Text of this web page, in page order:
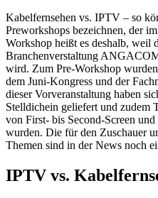
Kabelfernsehen vs. IPTV – so
Preworkshops bezeichnen, der
Workshop heißt es deshalb, weil
Branchenverstaltung
wird. Zum Pre-Workshop
dem Juni-Kongress und der
dieser Vorveranstaltung haben
Stelldichein geliefert und
von First- bis Second-Screen
wurden. Die für den Zuschauer
Themen sind in der News noch
IPTV vs.